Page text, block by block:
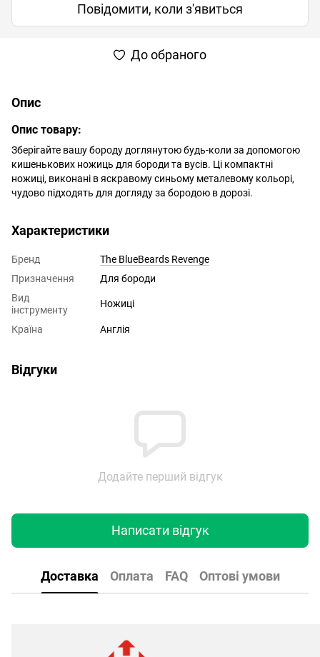
Повідомити, коли з'явиться
До обраного
Опис
Опис товару:
Зберігайте вашу бороду доглянутою будь-коли за допомогою
кишенькових ножиць для бороди та вусів. Ці компактні
ножиці, виконані в яскравому синьому металевому кольорі,
чудово підходять для догляду за бородою в дорозі.
Характеристики
Бренд
The BlueBeards Revenge
Призначення
Для бороди
Вид
інструменту
Ножиці
Країна Англія
Відгуки
Додайте перший відгук
Написати відгук
Доставка Оплата FAQ Оптові умови